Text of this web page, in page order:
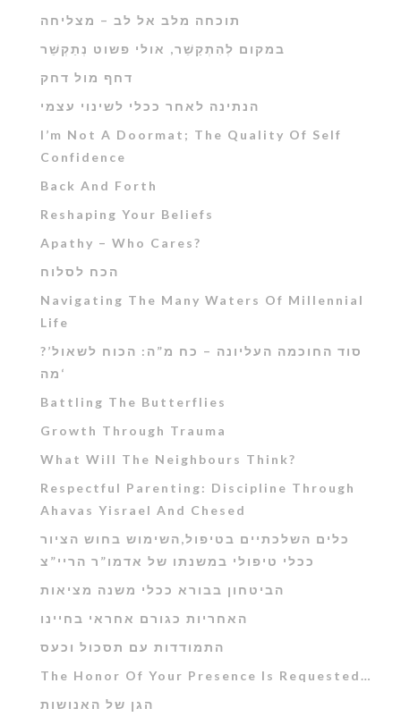
תוכחה מלב אל לב – מצליחה
במקום לְהִתְקַשֵׁ‏‏‏‏‏‏‏‏‏‏‏‏‏‏‏‏‏‏‏‏‏‏‏‏‏ר, אולי פשוט נְתַקְשֵׁר
דחף מול דחק
הנתינה לאחר ככלי לשינוי עצמי
I’m Not A Doormat; The Quality Of Self
Confidence
Back And Forth
Reshaping Your Beliefs
Apathy – Who Cares?
הכח לסלוח
Navigating The Many Waters Of Millennial
Life
?’סוד החוכמה העליונה – כח מ”ה: הכוח לשאול
‘מה
Battling The Butterflies
Growth Through Trauma
What Will The Neighbours Think?
Respectful Parenting: Discipline Through
Ahavas Yisrael And Chesed
כלים השלכתיים בטיפול,השימוש בחוש הציור
ככלי טיפולי במשנתו של אדמו”ר הריי”צ
הביטחון בבורא ככלי משנה מציאות
האחריות כגורם אחראי בחיינו
התמודדות עם תסכול וכעס
The Honor Of Your Presence Is Requested…
הגן של האנושות